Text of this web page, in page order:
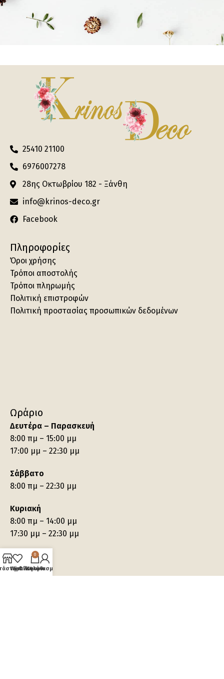
25410 21100
6976007278
28ης Οκτωβρίου 182 - Ξάνθη
info@krinos-deco.gr
Facebook
Πληροφορίες
Όροι χρήσης
Τρόποι αποστολής
Τρόποι πληρωμής
Πολιτική επιστροφών
Πολιτική προστασίας προσωπικών δεδομένων
Ωράριο
Δευτέρα – Παρασκευή
8:00 πμ – 15:00 μμ
17:00 μμ – 22:30 μμ
Σάββατο
8:00 πμ – 22:30 μμ
Κυριακή
8:00 πμ – 14:00 μμ
17:30 μμ – 22:30 μμ
Wishlist
0
Καλάθι
Ο λογαριασμός μου